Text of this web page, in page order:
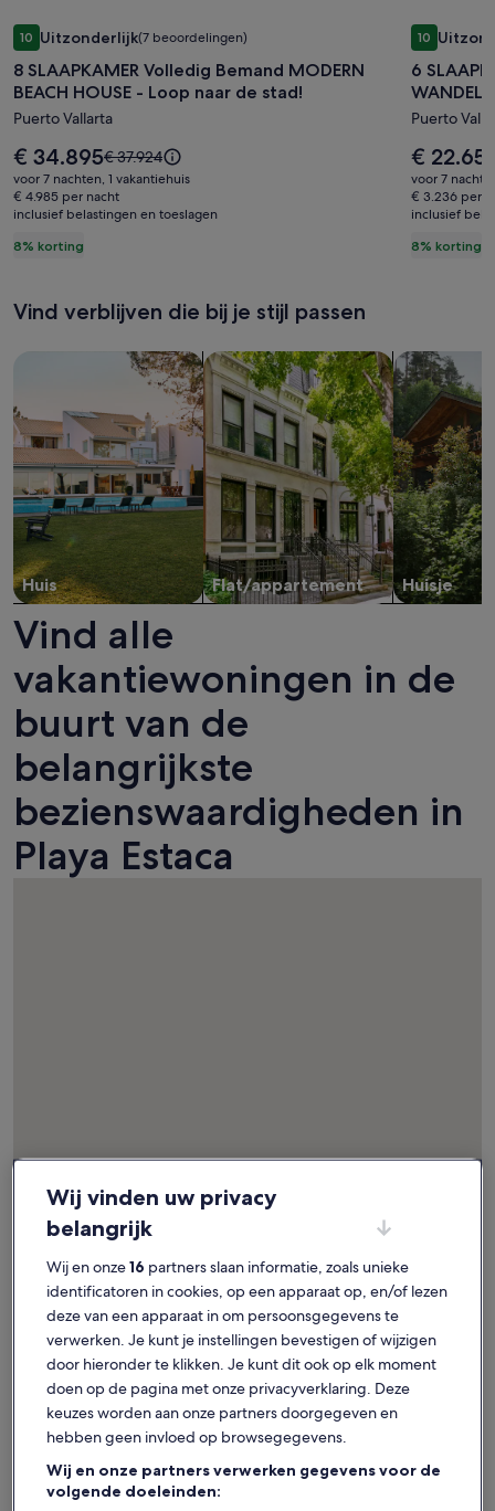
Fotogalerie
voor
8
SLAAPKAMER
Volledig
Bemand
MODERN
BEACH
HOUSE
-
naar
de
1010 op 10, Uitzonderlijk, (7 beoordelingen)
Uitzonderlijk(7 beoordelingen)
8 SLAAPKAMER Volledig Bemand MODERN
BEACH HOUSE - Loop naar de stad!
Puerto Vallarta
8% korting
De
prijs
is
€ 34.895
€ 34.895De
prijs
was
€ 37.924,
het
€ 37.924
voor 7 nachten, 1 vakantiehuis
€ 4.985 per nacht
inclusief belastingen en toeslagen
8 SLAAPKAMER Volledig Bemand MODERN BEACH
voor
6
NAAR
DE
STAD
1010 op 10,
6
Puerto
8% korting
De
prijs
is
€ 22.652
€
voor 7
€ 3.236 per
inclusief
6
Vind verblijven die bij je stijl passen
Huis
Zoeken naar huizen
Flat/appartement
Zoeken naar flats/appartementen
Huisje
Huisjes
Vind alle
vakantiewoningen in de
buurt van de
belangrijkste
bezienswaardigheden in
Playa Estaca
Kaart
attracties
1
Meer informatie over Playa Estaca. Opent een nieuw
Wij vinden uw privacy
belangrijk
Wij en onze16 partners slaan informatie, zoals unieke
identificatoren in cookies, op een apparaat op, en/of lezen
deze van een apparaat in om persoonsgegevens te
verwerken. Je kunt je instellingen bevestigen of wijzigen
door hieronder te klikken. Je kunt dit ook op elk moment
doen op de pagina met onze privacyverklaring. Deze
keuzes worden aan onze partners doorgegeven en
hebben geen invloed op browsegegevens.
Wij en onze partners verwerken gegevens voor de
volgende doeleinden: